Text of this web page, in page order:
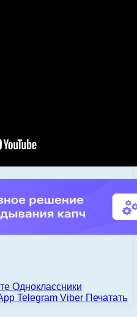
Одноклассники
Telegram Viber Печатать